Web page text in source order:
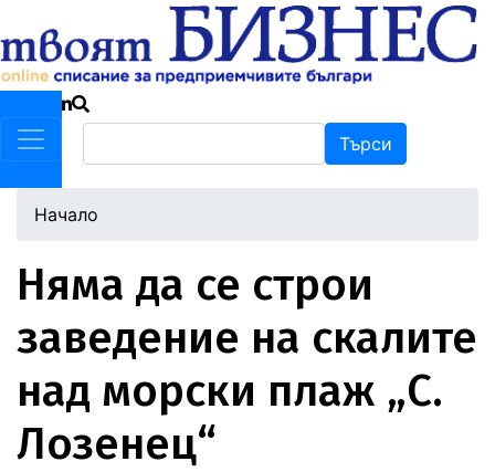
Премини
към
основното
Търси
Начало
Няма да се строи
заведение на скалите
над морски плаж „С.
Лозенец“